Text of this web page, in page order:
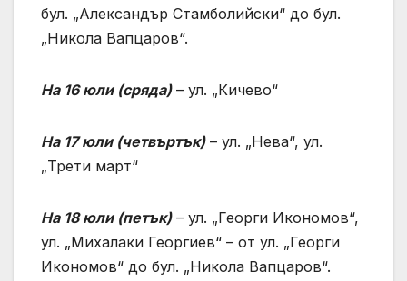
бул. „Александър Стамболийски“ до бул.
„Никола Вапцаров“.
На 16 юли (сряда)– ул. „Кичево“
На 17 юли (четвъртък)– ул. „Нева“, ул.
„Трети март“
На 18 юли (петък)– ул. „Георги Икономов“,
ул. „Михалаки Георгиев“ – от ул. „Георги
Икономов“ до бул. „Никола Вапцаров“.